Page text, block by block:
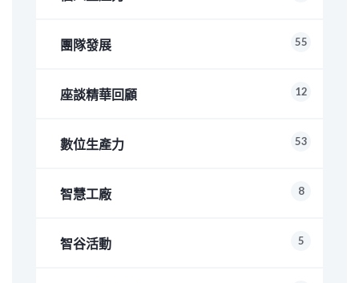
團隊發展 55
座談精華回顧 12
數位生產力 53
智慧工廠 8
智谷活動 5